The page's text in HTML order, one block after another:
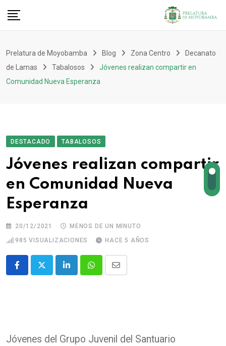
Prelatura de Moyobamba Blog Zona Centro
Decanato
de Lamas
Tabalosos
Jóvenes realizan compartir en
Comunidad Nueva Esperanza
DESTACADO TABALOSOS
Jóvenes realizan compartir
en Comunidad Nueva
Esperanza
20/12/2021
MENOS DE UN MINUTO
985 VISUALIZACIONES HACE 5 AÑOS
Jóvenes del Grupo Juvenil del Santuario